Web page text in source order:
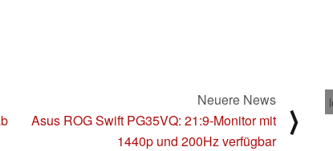
Neuere News
Asus ROG Swift PG35VQ: 21:9-Monitor mit
1440p und 200Hz verfügbar
⟩